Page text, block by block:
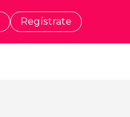
Regístrate